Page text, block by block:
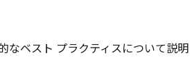
なベスト プラクティスについて説明